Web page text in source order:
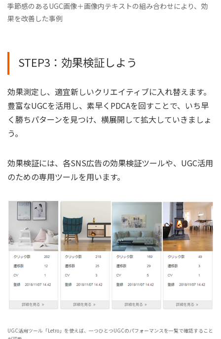
季節感のあるUGC画像＋画像内テキストの組み合わせにより、効
果を改善した事例
STEP3：効果検証しよう
効果測定し、適宜新しいクリエイティブに入れ替えます。
豊富なUGCを活用し、素早くPDCAを回すことで、いち早
く勝ちパターンを見つけ、横展開して拡大していきましょ
う。
効果検証には、各SNS広告の効果検証ツールや、UGC活用
のための専用ツールを用います。
UGC活用ツール「Letro」を使えば、一つひとつUGCのパフォーマンスを一覧で確認すること